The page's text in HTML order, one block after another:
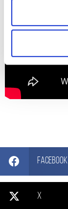
Facebook
X